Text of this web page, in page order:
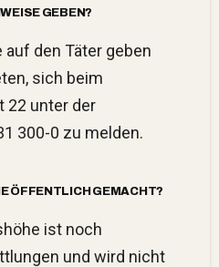
GEBEN?
sich beim
22 unter der
300-0 zu melden.
ÖFFENTLICH GEMACHT?
und wird nicht